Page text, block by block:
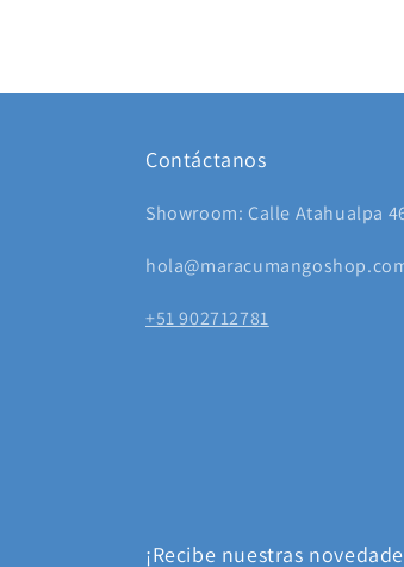
Contáctanos
Showroom: Calle Atahualpa
+51 902712781
¡Recibe nuestras